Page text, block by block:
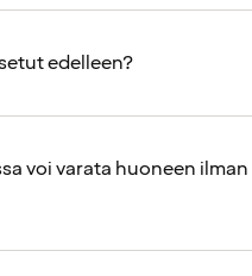
edelleen?
voi varata huoneen ilman